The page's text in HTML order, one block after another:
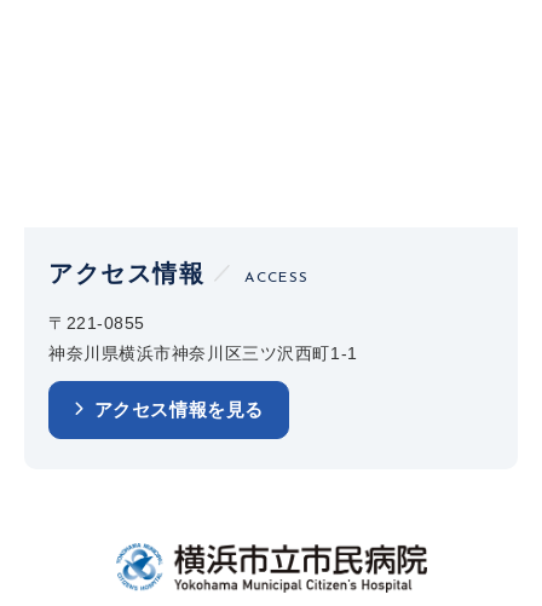
アクセス情報 ACCESS
〒221-0855
神奈川県横浜市神奈川区三ツ沢西町1-1
アクセス情報を見る